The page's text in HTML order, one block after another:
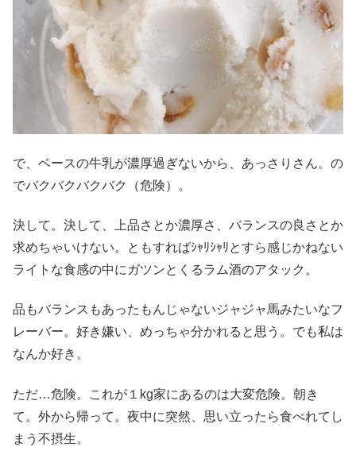
で、ベースの牛乳が濃厚過ぎないから、あっさりさん。の
でバクバクバクバク（危険）。
決して。決して、上品さとか濃厚さ、バランスの良さとか
求めちゃいけない。ともすればｼｬﾘｼｬﾘとすら感じかねない
ライトな食感の中にガツンとくるラム酒のアタック。
品もバランスもあったもんじゃないジャジャ馬みたいなフ
レーバー。好き嫌い、めっちゃ分かれると思う。でも私は
なんか好き。
ただ…危険。これが１kg家にあるのは大変危険。朝き
て。外から帰って。夜中に突然、思い立ったら食べれてし
まう不摂生。